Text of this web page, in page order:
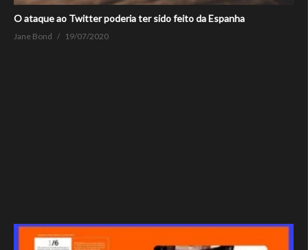
O ataque ao Twitter poderia ter sido feito da Espanha
Jane Bond 19/07/2020